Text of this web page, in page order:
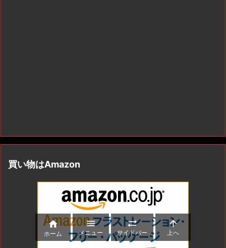
買い物はAmazon

ホーム

メニュー

サイドバー

上へ